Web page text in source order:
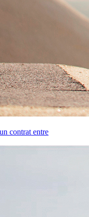
contrat entre